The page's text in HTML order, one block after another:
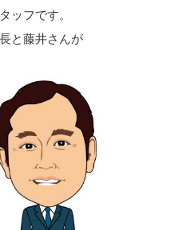
ッフです。
と藤井さんが